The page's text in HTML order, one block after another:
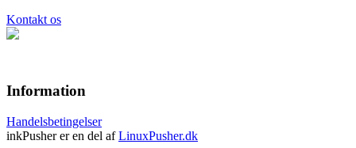
Kontakt os
Information
Handelsbetingelser
inkPusher er en del afLinuxPusher.dk